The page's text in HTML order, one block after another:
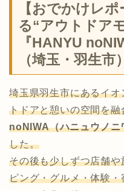
【おでかけレ
る“アウトドア
『HANYU
（埼玉・羽生市）
埼玉県羽生市にあるイ
トドアと憩いの空間を
noNIWA（ハニュウノニ
した。
その後も少しずつ店舗
ピング・グルメ・体験